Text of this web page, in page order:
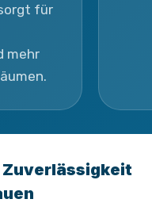
für
mehr
Zuverlässigkeit